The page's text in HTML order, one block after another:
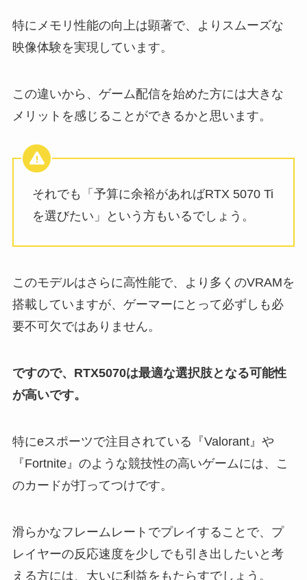
特にメモリ性能の向上は顕著で、よりスムーズな
映像体験を実現しています。
この違いから、ゲーム配信を始めた方には大きな
メリットを感じることができるかと思います。
それでも「予算に余裕があればRTX 5070 Ti
を選びたい」という方もいるでしょう。
このモデルはさらに高性能で、より多くのVRAMを
搭載していますが、ゲーマーにとって必ずしも必
要不可欠ではありません。
ですので、RTX5070は最適な選択肢となる可能性
が高いです。
特にeスポーツで注目されている『Valorant』や
『Fortnite』のような競技性の高いゲームには、こ
のカードが打ってつけです。
滑らかなフレームレートでプレイすることで、プ
レイヤーの反応速度を少しでも引き出したいと考
える方には、大いに利益をもたらすでしょう。